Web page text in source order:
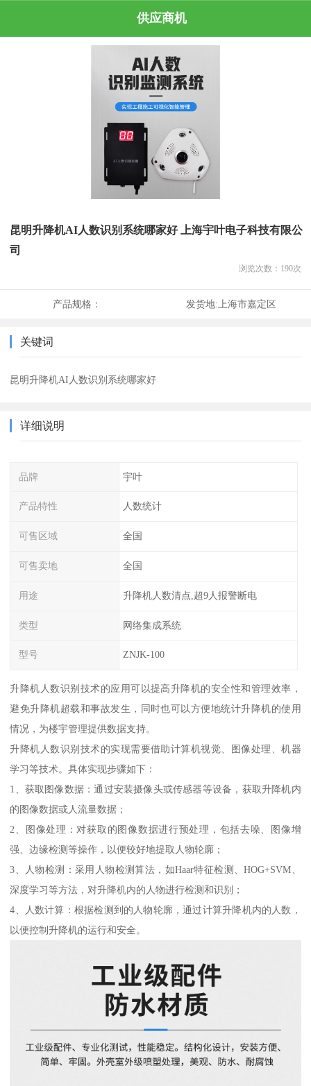
供应商机
昆明升降机AI人数识别系统哪家好 上海宇叶电子科技有限公
司
浏览次数： 190次
产品规格： 发货地:上海市嘉定区
关键词
昆明升降机AI人数识别系统哪家好
详细说明
品牌 宇叶
产品特性 人数统计
可售区域 全国
可售卖地 全国
用途 升降机人数清点,超9人报警断电
类型 网络集成系统
型号 ZNJK-100
升降机人数识别技术的应用可以提高升降机的安全性和管理效率，
避免升降机超载和事故发生，同时也可以方便地统计升降机的使用
情况，为楼宇管理提供数据支持。
升降机人数识别技术的实现需要借助计算机视觉、图像处理、机器
学习等技术。具体实现步骤如下：
1、获取图像数据：通过安装摄像头或传感器等设备，获取升降机内
的图像数据或人流量数据；
2、图像处理：对获取的图像数据进行预处理，包括去噪、图像增
强、边缘检测等操作，以便较好地提取人物轮廓；
3、人物检测：采用人物检测算法，如Haar特征检测、HOG+SVM、
深度学习等方法，对升降机内的人物进行检测和识别；
4、人数计算：根据检测到的人物轮廓，通过计算升降机内的人数，
以便控制升降机的运行和安全。